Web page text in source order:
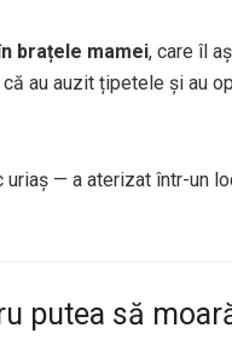
brațele mamei, care îl
au auzit țipetele și au
uriaș — a aterizat într-un
putea să